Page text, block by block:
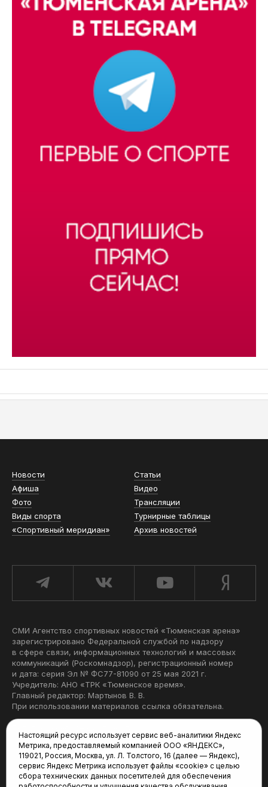
Новости
Статьи
Афиша
Видео
Фото
Трансляции
Виды спорта
Турнирные таблицы
«Спортивный меридиан»
Архив новостей
СМИ Агентство спортивных новостей «Тюменская арена»
зарегистрировано Федеральной службой по надзору
в сфере связи, информационных технологий и массовых
коммуникаций (Роскомнадзор), регистрационный номер
и дата: серия Эл № ФС77-81090 от 25 мая 2021 г.
Учредитель: АНО «ТРК «Тюменское время».
Главный редактор: Мартынов В. В.
При использовании материалов ссылка обязательна.
Редакция:
625035, Тюмень, пр. Геологоразведчиков, 28А
(3452) 68-22-28
Настоящий ресурс использует сервис веб-аналитики Яндекс
Метрика, предоставляемый компанией ООО «ЯНДЕКС»,
119021, Россия, Москва, ул. Л. Толстого, 16 (далее — Яндекс),
сервис Яндекс Метрика использует файлы «cookie» с целью
сбора технических данных посетителей для обеспечения